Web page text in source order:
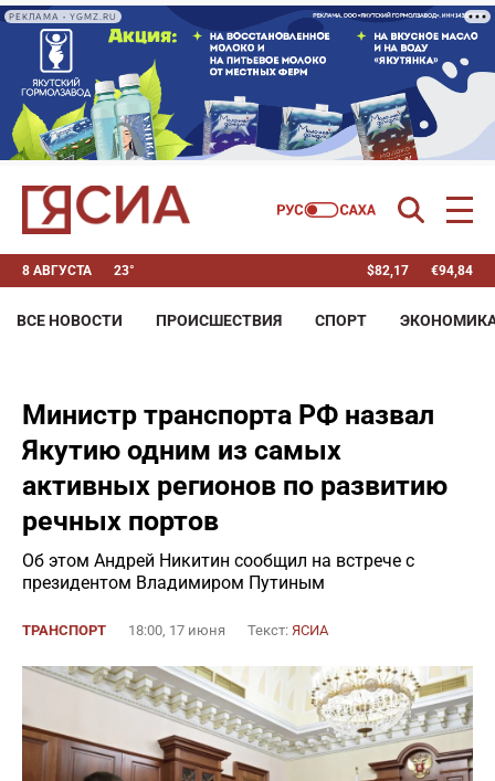
РЕКЛАМА • YGMZ.RU
8 АВГУСТА 23° $82,17 €94,84
ВСЕ НОВОСТИ ПРОИСШЕСТВИЯ СПОРТ
Министр транспорта РФ назвал
Якутию одним из самых
активных регионов по развитию
речных портов
Об этом Андрей Никитин сообщил на встрече с
президентом Владимиром Путиным
ТРАНСПОРТ 18:00, 17 июня Текст: ЯСИА